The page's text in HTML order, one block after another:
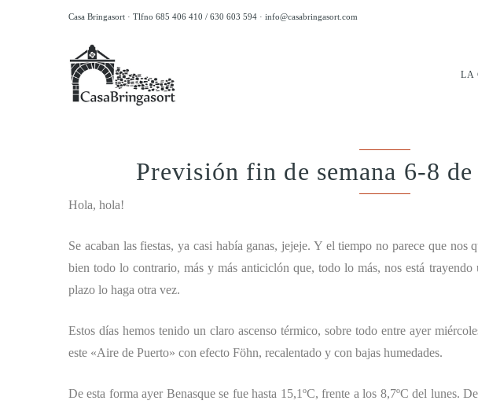
Casa Bringasort · Tlfno 685 406 410 / 630 603 594 · info@casabringasort.com
LA
Previsión fin de semana 6-8
Hola, hola!
Se acaban las fiestas, ya casi había ganas, jejeje. Y el tiempo no parece que nos
bien todo lo contrario, más y más anticiclón que, todo lo más, nos está
plazo lo haga otra vez.
Estos días hemos tenido un claro ascenso térmico, sobre todo entre ayer
este «Aire de Puerto» con efecto Föhn, recalentado y con bajas humedades.
De esta forma ayer Benasque se fue hasta 15,1ºC, frente a los 8,7ºC del lunes.